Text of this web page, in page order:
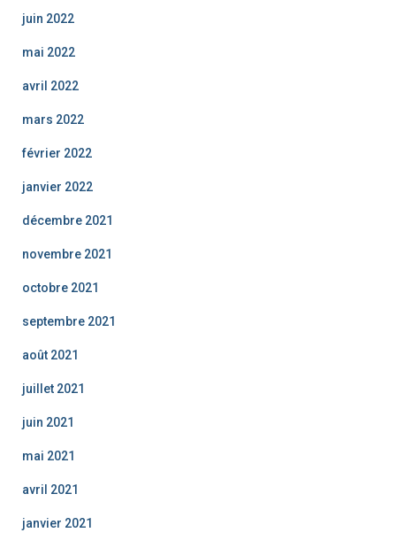
juin 2022
mai 2022
avril 2022
mars 2022
février 2022
janvier 2022
décembre 2021
novembre 2021
octobre 2021
septembre 2021
août 2021
juillet 2021
juin 2021
mai 2021
avril 2021
janvier 2021